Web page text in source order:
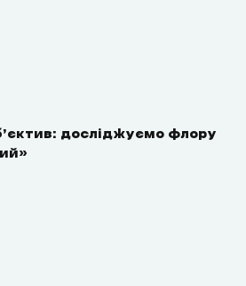
досліджуємо флору